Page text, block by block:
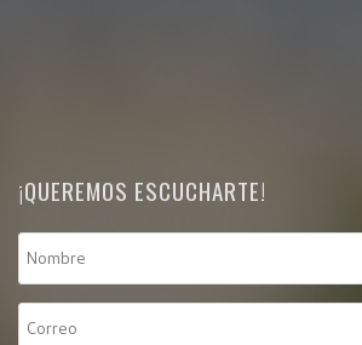
¡QUEREMOS ESCUCHARTE!